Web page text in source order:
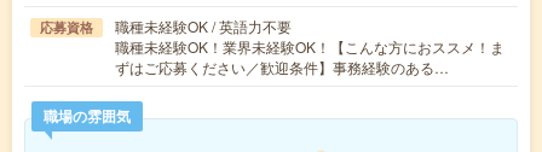
応募資格
職種未経験OK / 英語力不要
職種未経験OK！業界未経験OK！【こんな方におススメ！ま
ずはご応募ください／歓迎条件】事務経験のある…
職場の雰囲気